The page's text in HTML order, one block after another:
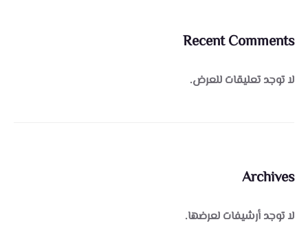
Recent Comments
لا توجد تعليقات للعرض.
Archives
لا توجد أرشيفات لعرضها.